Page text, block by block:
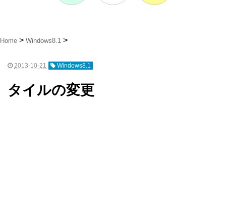
Home Windows8.1
2013-10-21 Windows8.1
タイルの変更